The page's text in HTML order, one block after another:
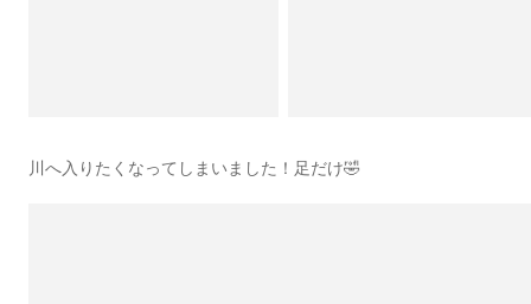
川へ入りたくなってしまいました！足だけ🤣